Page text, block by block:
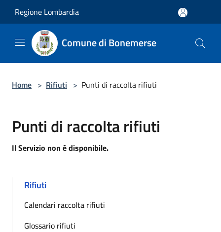
Regione Lombardia
Comune di Bonemerse
Home > Rifiuti > Punti di raccolta rifiuti
Punti di raccolta rifiuti
Il Servizio non è disponibile.
Rifiuti
Calendari raccolta rifiuti
Glossario rifiuti